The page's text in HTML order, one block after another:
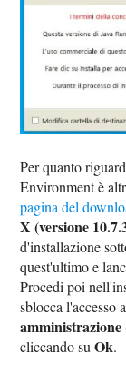
Per quanto
Environment è
pagina del
X (versione
d'installazione
quest'ultimo e
Procedi poi
sblocca l'accesso
amministrazione
cliccando suOk.